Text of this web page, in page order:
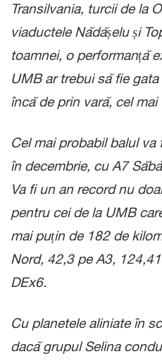
Transilvania, turcii de la
viaductele Nădășelu și
toamnei, o performanță
UMB ar trebui să fie
încă de prin vară, cel mai
Cel mai probabil balul
în decembrie, cu A7
Va fi un an record nu
pentru cei de la UMB
mai puțin de 182 de
Nord, 42,3 pe A3,
DEx6.
Cu planetele aliniate în
dacă grupul Selina